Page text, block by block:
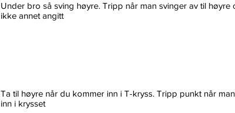
Under bro så sving høyre. Tripp når man svinger av til høyre
ikke annet angitt
Ta til høyre når du kommer inn i T-kryss. Tripp punkt når
inn i krysset